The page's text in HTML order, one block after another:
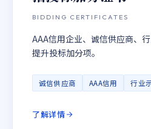
BIDDING CERTIFICATES
AAA信用企业、诚信供应商、
提升投标加分项。
诚信供应商 AAA信用 行业
了解详情